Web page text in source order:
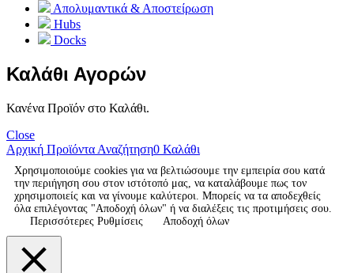
Απολυμαντικά & Αποστείρωση
Hubs
Docks
Καλάθι Αγορών
Κανένα Προϊόν στο Καλάθι.
Close
Αρχική Προϊόντα Αναζήτηση0 Καλάθι
Χρησιμοποιούμε cookies για να βελτιώσουμε την εμπειρία σου κατά
την περιήγηση σου στον ιστότοπό μας, να καταλάβουμε πως τον
χρησιμοποιείς και να γίνουμε καλύτεροι. Μπορείς να τα αποδεχθείς
όλα επιλέγοντας "Αποδοχή όλων" ή να διαλέξεις τις προτιμήσεις σου.
Περισσότερες Ρυθμίσεις
Αποδοχή όλων